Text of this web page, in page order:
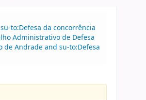
to:Defesa da concorrência
Administrativo de Defesa
de Andrade and su-to:Defesa